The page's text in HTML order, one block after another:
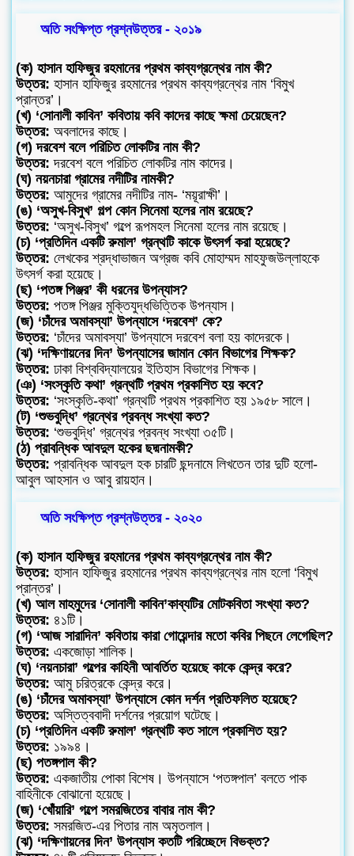
অতি সংক্ষিপ্ত প্রশ্নউত্তর - ২০১৯
(ক) হাসান হাফিজুর রহমানের প্রথম কাব্যগ্রন্থের নাম কী?
উত্তর: হাসান হাফিজুর রহমানের প্রথম কাব্যগ্রন্থের নাম ‘বিমুখ
প্রান্তর’।
(খ) ‘সোনালী কাবিন’ কবিতায় কবি কাদের কাছে ক্ষমা চেয়েছেন?
উত্তর: অবলাদের কাছে।
(গ) দরবেশ বলে পরিচিত লোকটির নাম কী?
উত্তর: দরবেশ বলে পরিচিত লোকটির নাম কাদের।
(ঘ) নয়নচারা গ্রামের নদীটির নামকী?
উত্তর: আমুদের গ্রামের নদীটির নাম- ‘ময়ূরাক্ষী’।
(ঙ) ‘অসুখ-বিসুখ’ গল্প কোন সিনেমা হলের নাম রয়েছে?
উত্তর: ‘অসুখ-বিসুখ’ গল্পে রূপমহল সিনেমা হলের নাম রয়েছে।
(চ) ‘প্রতিদিন একটি রুমাল’ গ্রন্থটি কাকে উৎসর্গ করা হয়েছে?
উত্তর: লেখকের শ্রদ্ধাভাজন অগ্রজ কবি মোহাম্মদ মাহফুজউল্লাহকে
উৎসর্গ করা হয়েছে।
(ছ) ‘পতঙ্গ পিঞ্জর’ কী ধরনের উপন্যাস?
উত্তর: পতঙ্গ পিঞ্জর মুক্তিযুদ্ধভিত্তিক উপন্যাস।
(জ) ‘চাঁদের অমাবস্যা’ উপন্যাসে ‘দরবেশ’ কে?
উত্তর: ‘চাঁদের অমাবস্যা’ উপন্যাসে দরবেশ বলা হয় কাদেরকে।
(ঝ) ‘দক্ষিণায়নের দিন’ উপন্যাসের জামান কোন বিভাগের শিক্ষক?
উত্তর: ঢাকা বিশ্ববিদ্যালয়ের ইতিহাস বিভাগের শিক্ষক।
(ঞ) ‘সংস্কৃতি কথা’ গ্রন্থটি প্রথম প্রকাশিত হয় কবে?
উত্তর: ‘সংস্কৃতি-কথা’ গ্রন্থটি প্রথম প্রকাশিত হয় ১৯৫৮ সালে।
(ট) ‘শুভবুদ্ধি’ গ্রন্থের প্রবন্ধ সংখ্যা কত?
উত্তর: ‘শুভবুদ্ধি’ গ্রন্থের প্রবন্ধ সংখ্যা ৩৫টি।
(ঠ) প্রাবন্ধিক আবদুল হকের ছদ্মনামকী?
উত্তর: প্রাবন্ধিক আবদুল হক চারটি ছন্দনামে লিখতেন তার দুটি হলো-
আবুল আহসান ও আবু রায়হান।
অতি সংক্ষিপ্ত প্রশ্নউত্তর - ২০২০
(ক) হাসান হাফিজুর রহমানের প্রথম কাব্যগ্রন্থের নাম কী?
উত্তর: হাসান হাফিজুর রহমানের প্রথম কাব্যগ্রন্থের নাম হলো ‘বিমুখ
প্রান্তর’।
(খ) আল মাহমুদের ‘সোনালী কাবিন’কাব্যটির মোটকবিতা সংখ্যা কত?
উত্তর: ৪১টি।
(গ) ‘আজ সারাদিন’ কবিতায় কারা গোয়েন্দার মতো কবির পিছনে লেগেছিল?
উত্তর: একজোড়া শালিক।
(ঘ) ‘নয়নচারা’ গল্পের কাহিনী আবর্তিত হয়েছে কাকে কেন্দ্র করে?
উত্তর: আমু চরিত্রকে কেন্দ্র করে।
(ঙ) ‘চাঁদের অমাবস্যা’ উপন্যাসে কোন দর্শন প্রতিফলিত হয়েছে?
উত্তর: অস্তিত্ববাদী দর্শনের প্রয়োগ ঘটেছে।
(চ) ‘প্রতিদিন একটি রুমাল’ গ্রন্থটি কত সালে প্রকাশিত হয়?
উত্তর: ১৯৯৪।
(ছ) পতঙ্গপাল কী?
উত্তর: একজাতীয় পোকা বিশেষ। উপন্যাসে ‘পতঙ্গপাল’ বলতে পাক
বাহিনীকে বোঝানো হয়েছে।
(জ) ‘খোঁয়ারি’ গল্পে সমরজিতের বাবার নাম কী?
উত্তর: সমরজিত-এর পিতার নাম অমৃতলাল।
(ঝ) ‘দক্ষিণায়নের দিন’ উপন্যাস কতটি পরিচ্ছেদে বিভক্ত?